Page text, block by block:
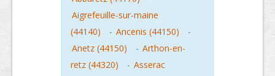
Aigrefeuille-sur-maine
(44140)
- Ancenis (44150)
-
Anetz (44150)
- Arthon-en-
retz (44320)
- Asserac